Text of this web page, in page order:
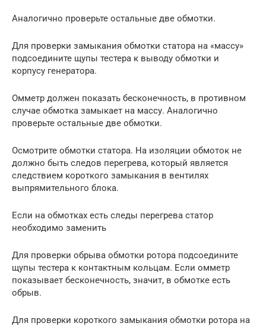
Аналогично проверьте остальные две обмотки.
Для проверки замыкания обмотки статора на «массу»
подсоедините щупы тестера к выводу обмотки и
корпусу генератора.
Омметр должен показать бесконечность, в противном
случае обмотка замыкает на массу. Аналогично
проверьте остальные две обмотки.
Осмотрите обмотки статора. На изоляции обмоток не
должно быть следов перегрева, который является
следствием короткого замыкания в вентилях
выпрямительного блока.
Если на обмотках есть следы перегрева статор
необходимо заменить
Для проверки обрыва обмотки ротора подсоедините
щупы тестера к контактным кольцам. Если омметр
показывает бесконечность, значит, в обмотке есть
обрыв.
Для проверки короткого замыкания обмотки ротора на